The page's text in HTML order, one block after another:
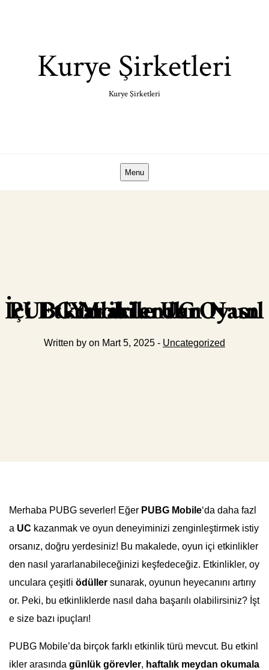
Kurye Şirketleri
Kurye Şirketleri
Menu
PUBG Mobile UC Oyun İçi Etkinliklerden Nasıl Yararlanılır
Written by on Mart 5, 2025 - Uncategorized
Merhaba PUBG severler! Eğer PUBG Mobile‘da daha fazl
a UC kazanmak ve oyun deneyiminizi zenginleştirmek istiy
orsanız, doğru yerdesiniz! Bu makalede, oyun içi etkinlikler
den nasıl yararlanabileceğinizi keşfedeceğiz. Etkinlikler, oy
unculara çeşitli ödüller sunarak, oyunun heyecanını artırıy
or. Peki, bu etkinliklerde nasıl daha başarılı olabilirsiniz? İşt
e size bazı ipuçları!
PUBG Mobile’da birçok farklı etkinlik türü mevcut. Bu etkinl
ikler arasında günlük görevler, haftalık meydan okumala